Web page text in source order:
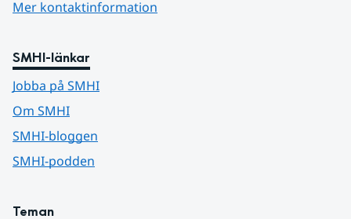
Mer kontaktinformation
SMHI-länkar
Jobba på SMHI
Om SMHI
SMHI-bloggen
SMHI-podden
Teman